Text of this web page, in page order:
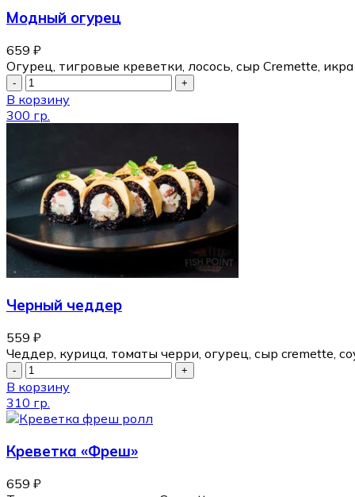
Модный огурец
659 ₽
Огурец, тигровые креветки, лосось, сыр Cremette,
В корзину
300 гр.
Черный чеддер
559 ₽
Чеддер, курица, томаты черри, огурец, сыр cremette,
В корзину
310 гр.
Креветка «Фреш»
659 ₽